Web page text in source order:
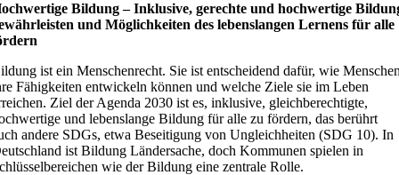
Bildung – Inklusive, gerechte und hochwertige
und Möglichkeiten des lebenslangen Lernens für alle
ist ein Menschenrecht. Sie ist entscheidend dafür, wie
Fähigkeiten entwickeln können und welche Ziele sie im Leben
Ziel der Agenda 2030 ist es, inklusive, gleichberechtigte,
und lebenslange Bildung für alle zu fördern, das berührt
andere SDGs, etwa Beseitigung von Ungleichheiten (SDG 10). In
ist Bildung Ländersache, doch Kommunen spielen in
wie der Bildung eine zentrale Rolle.